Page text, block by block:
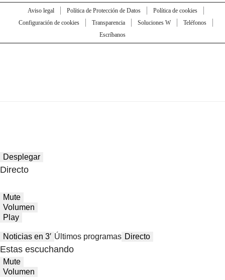
Aviso legal Política de Protección de Datos
Política de cookies
Configuración de cookies
Transparencia Soluciones W
Teléfonos
Escríbanos
Desplegar
Directo
Mute
Volumen
Play
Noticias en 3′ Últimos programas Directo
Estas escuchando
Mute
Volumen